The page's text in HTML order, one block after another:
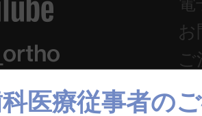
医療従事者の
お
ご